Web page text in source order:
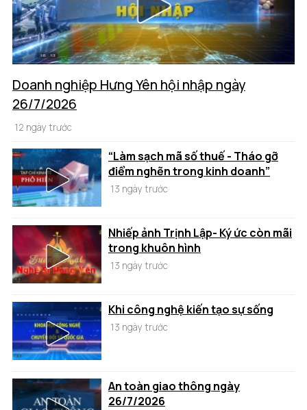
Doanh nghiệp Hưng Yên hội nhập ngày
26/7/2026
12 ngày trước
“Làm sạch mã số thuế - Tháo gỡ
điểm nghẽn trong kinh doanh”
13 ngày trước
Nhiếp ảnh Trịnh Lập- Ký ức còn mãi
trong khuôn hình
13 ngày trước
Khi công nghệ kiến tạo sự sống
13 ngày trước
An toàn giao thông ngày
26/7/2026